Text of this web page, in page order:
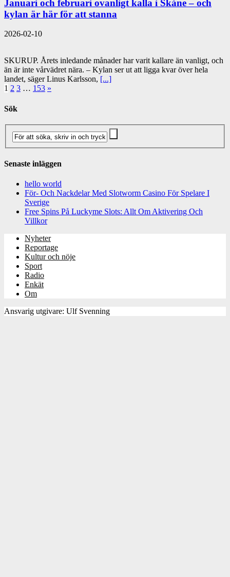
Januari och februari ovanligt kalla i Skåne – och
kylan är här för att stanna
2026-02-10
SKURUP. Årets inledande månader har varit kallare än vanligt, och
än är inte vårvädret nära. – Kylan ser ut att ligga kvar över hela
landet, säger Linus Karlsson, [...]
1 2 3 … 153 »
Sök
Senaste inläggen
hello world
För- Och Nackdelar Med Slotworm Casino För Spelare I
Sverige
Free Spins På Luckyme Slots: Allt Om Aktivering Och
Villkor
Nyheter
Reportage
Kultur och nöje
Sport
Radio
Enkät
Om
Ansvarig utgivare: Ulf Svenning